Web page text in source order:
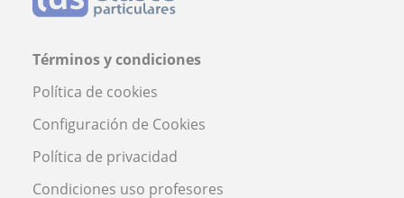
Términos y condiciones
Política de cookies
Configuración de Cookies
Política de privacidad
Condiciones uso profesores